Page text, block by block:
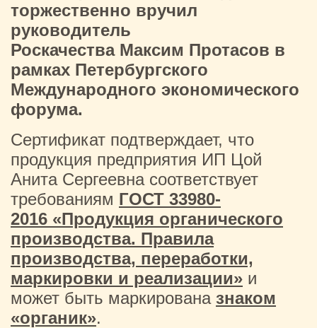
торжественно вручил
руководитель
Роскачества Максим Протасов в
рамках Петербургского
Международного экономического
форума.
Сертификат подтверждает, что
продукция предприятия ИП Цой
Анита Сергеевна соответствует
требованиям ГОСТ 33980-
2016 «Продукция органического
производства. Правила
производства, переработки,
маркировки и реализации» и
может быть маркирована знаком
«органик».